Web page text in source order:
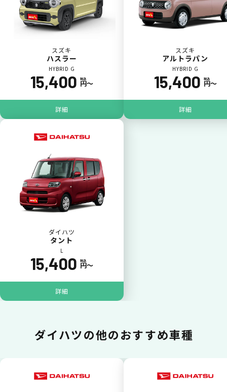
ポイントが貯まる
カーリース料金をカードで支払えるので、ポ
イントが貯まります。
5
スズキ
ハスラー
HYBRID G
15,400 税込
円〜
詳細
スズキ
アルトラパン
HYBRID G
15,400 税込
円〜
詳細
ダイハツ
タント
L
15,400 税込
円〜
詳細
ダイハツの他のおすすめ車種